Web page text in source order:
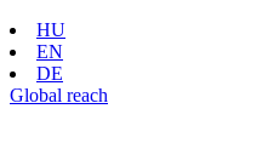
HU
EN
DE
Global reach